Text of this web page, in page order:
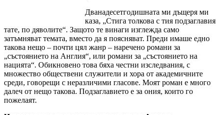
Дванадесетгодишната ми дъщеря ми
каза, „Стига толкова с тия подзаглавия
тате, по дяволите“. Защото те винаги изглежда само
затъмняват темата, вместо да я поясняват. Преди имаше едно
такова нещо – почти цял жанр – наречено романи за
„състоянието на Англия“, или романи за „състоянието на
нацията“. Обикновено това бяха честни изследвания, с
множество обществени служители и хора от академичните
среди, говорещи с неразличими гласове. Моят роман е много
далеч от нещо такова. Подзаглавието е за ония, които го
пожелаят.